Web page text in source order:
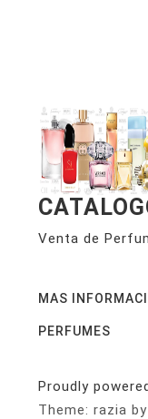
Venta de
MAS
PERFUMES
Proudly
Theme: razia